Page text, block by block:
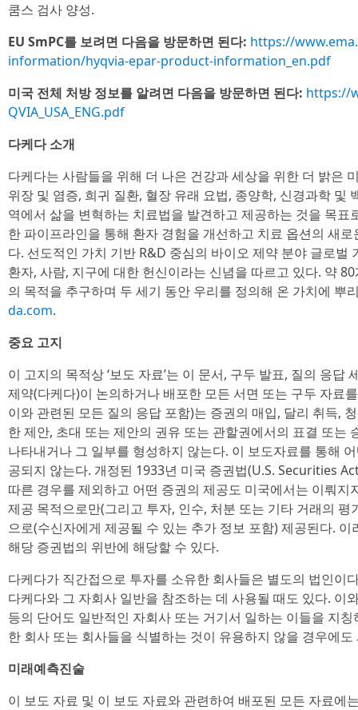
쿰스 검사 양성.
EU SmPC를 보려면 다음을 방문하면 된다: https://
information/hyqvia-epar-product-information_en.pdf
미국 전체 처방 정보를 알려면 다음을 방문하면 된다: https://
QVIA_USA_ENG.pdf
다케다 소개
다케다는 사람들을 위해 더 나은 건강과 세상을 위한 더 밝은
위장 및 염증, 희귀 질환, 혈장 유래 요법, 종양학, 신경과학 및
역에서 삶을 변혁하는 치료법을 발견하고 제공하는 것을 목
한 파이프라인을 통해 환자 경험을 개선하고 치료 옵션의 새
다. 선도적인 가치 기반 R&D 중심의 바이오 제약 분야 글로벌
환자, 사람, 지구에 대한 헌신이라는 신념을 따르고 있다. 약
의 목적을 추구하며 두 세기 동안 우리를 정의해 온 가치에 뿌
da.com.
중요 고지
이 고지의 목적상 ‘보도 자료’는 이 문서, 구두 발표, 질의 응답
제약(다케다)이 논의하거나 배포한 모든 서면 또는 구두 자료
이와 관련된 모든 질의 응답 포함)는 증권의 매입, 달리 취득,
한 제안, 초대 또는 제안의 권유 또는 관할권에서의 표결 또는
나타내거나 그 일부를 형성하지 않는다. 이 보도자료를 통해
공되지 않는다. 개정된 1933년 미국 증권법(U.S. Securities
따른 경우를 제외하고 어떤 증권의 제공도 미국에서는 이뤄
제공 목적으로만(그리고 투자, 인수, 처분 또는 기타 거래의
으로(수신자에게 제공될 수 있는 추가 정보 포함) 제공된다.
해당 증권법의 위반에 해당할 수 있다.
다케다가 직간접으로 투자를 소유한 회사들은 별도의 법인이
다케다와 그 자회사 일반을 참조하는 데 사용될 때도 있다. 이와
등의 단어도 일반적인 자회사 또는 거기서 일하는 이들을 지
한 회사 또는 회사들을 식별하는 것이 유용하지 않을 경우에도
미래예측진술
이 보도 자료 및 이 보도 자료와 관련하여 배포된 모든 자료에